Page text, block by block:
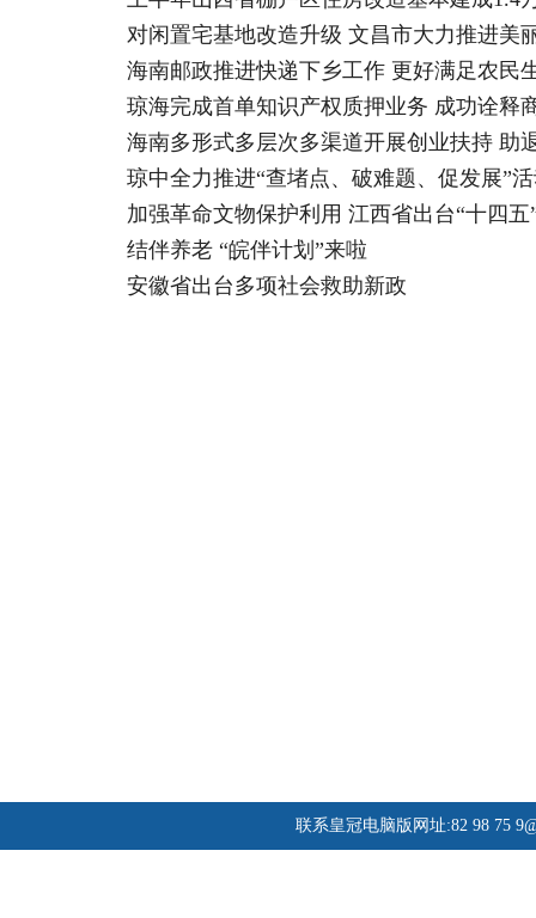
对闲置宅基地改造升级 文昌市大力推进美
海南邮政推进快递下乡工作 更好满足农民
琼海完成首单知识产权质押业务 成功诠释
海南多形式多层次多渠道开展创业扶持 助
琼中全力推进“查堵点、破难题、促发展”
加强革命文物保护利用 江西省出台“十四
结伴养老 “皖伴计划”来啦
安徽省出台多项社会救助新政
联系皇冠电脑版网址:82 98 75